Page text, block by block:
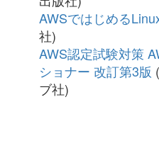
AWSではじめる
社)
AWS認定試験対策
ショナー 改訂第3版 (
ブ社)